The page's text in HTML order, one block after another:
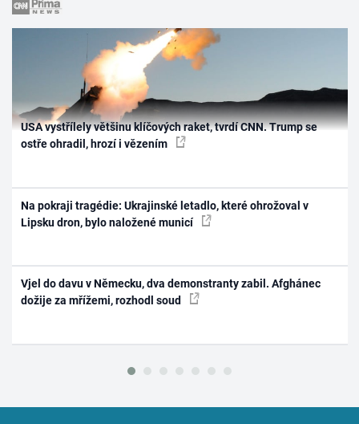
USA vystřílely většinu klíčových raket, tvrdí CNN. Trump se
ostře ohradil, hrozí i vězením
Na pokraji tragédie: Ukrajinské letadlo, které ohrožoval v
Lipsku dron, bylo naložené municí
Vjel do davu v Německu, dva demonstranty zabil. Afghánec
dožije za mřížemi, rozhodl soud